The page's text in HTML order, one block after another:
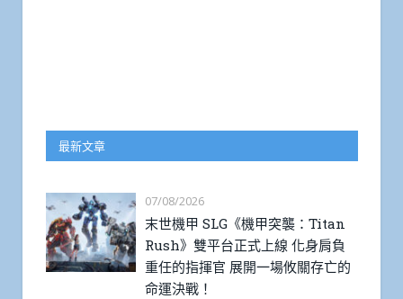
最新文章
07/08/2026
末世機甲 SLG《機甲突襲：Titan
Rush》雙平台正式上線 化身肩負
重任的指揮官 展開一場攸關存亡的
命運決戰！